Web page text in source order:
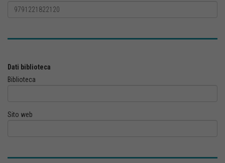
Dati biblioteca
Biblioteca
Sito web